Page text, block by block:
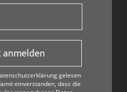
anmelden
gelesen
einverstanden, dass die